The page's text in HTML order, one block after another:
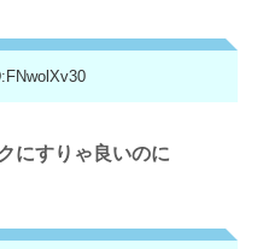
にすりゃ良いのに